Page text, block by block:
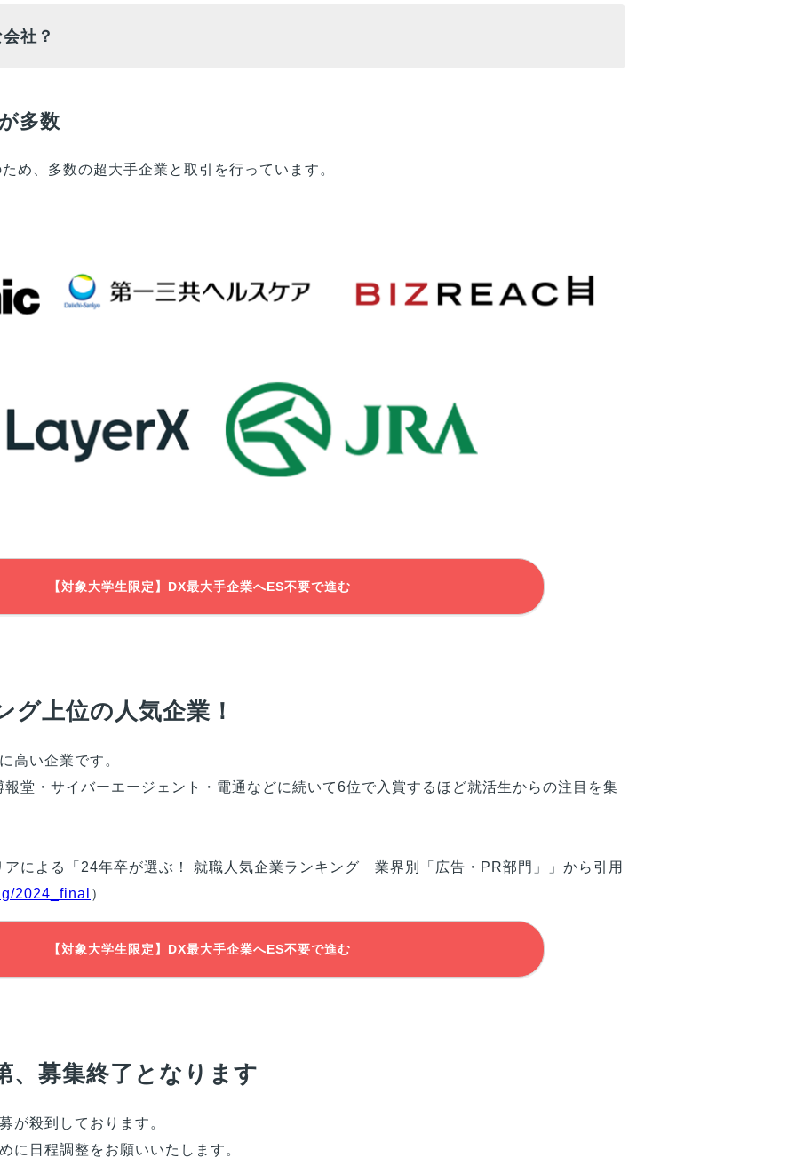
社？
多数
め、多数の超大手企業と取引を行っています。
【対象大学生限定】DX最大手企業へES不要で進む
グ上位の人気企業！
高い企業です。
堂・サイバーエージェント・電通などに続いて6位で入賞するほど就活生からの注目を集
による「24年卒が選ぶ！ 就職人気企業ランキング 業界別「広告・PR部門」」から引用
2024_final ）
【対象大学生限定】DX最大手企業へES不要で進む
、募集終了となります
が殺到しております。
に日程調整をお願いいたします。